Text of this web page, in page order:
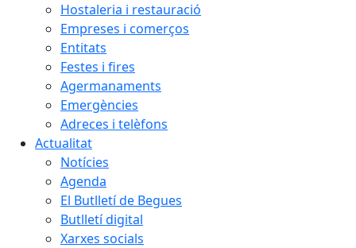
Hostaleria i restauració
Empreses i comerços
Entitats
Festes i fires
Agermanaments
Emergències
Adreces i telèfons
Actualitat
Notícies
Agenda
El Butlletí de Begues
Butlletí digital
Xarxes socials